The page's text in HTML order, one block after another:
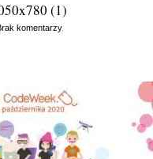
(1)
komentarzy.